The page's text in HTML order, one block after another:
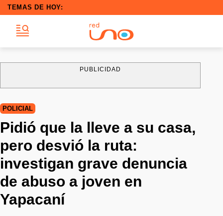
TEMAS DE HOY:
PUBLICIDAD
POLICIAL
Pidió que la lleve a su casa,
pero desvió la ruta:
investigan grave denuncia
de abuso a joven en
Yapacaní